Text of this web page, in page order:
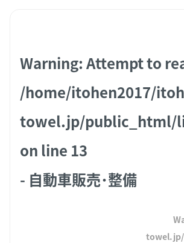
Warning: Attempt to
/home/itohen2017/
towel.jp/public_html/
on line 13
- 自動車販売･整備